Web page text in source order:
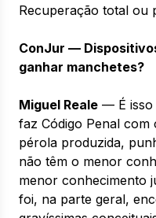
Recuperação total ou
ConJur —
ganhar manchetes?
Miguel Reale — É isso
faz Código Penal
pérola produzida,
não têm o menor
menor conhecimento
foi, na parte geral,